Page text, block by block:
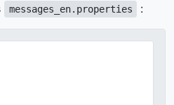
messages_en.properties :